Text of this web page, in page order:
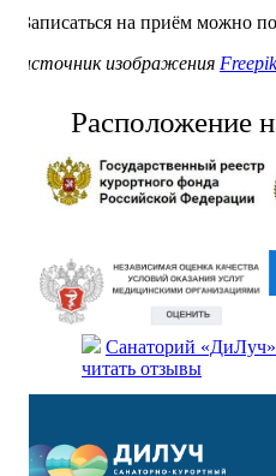
Записаться на приём можно
источник изображения Freepik
Расположение
Санаторий «ДиЛуч»
читать отзывы